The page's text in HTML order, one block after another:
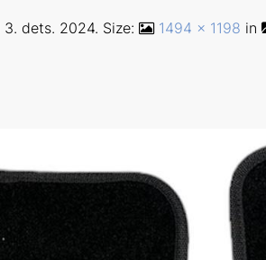
3. dets. 2024. Size: 1494 × 1198 in